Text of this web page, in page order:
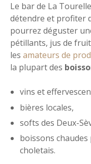
Le bar de La
détendre et profiter
pourrez déguster
pétillants, jus de
les amateurs de
la plupart des
vins et
bières locales,
softs des Deux-
boissons
choletais.